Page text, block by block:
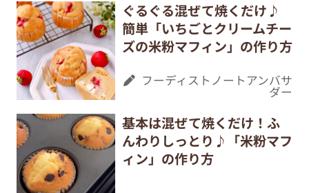
ぐるぐる混ぜて焼くだけ♪
簡単「いちごとクリームチー
ズの米粉マフィン」の作り方
フーディストノートアンバサ
ダー
基本は混ぜて焼くだけ！ふ
んわりしっとり♪「米粉マフ
ィン」の作り方